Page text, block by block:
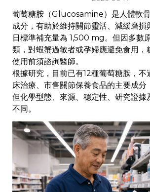
葡萄糖胺（Glucosamine）是人體軟
成分，有助於維持關節靈活、減緩磨損
日標準補充量為 1,500 mg。但因多數
類，對蝦蟹過敏者或孕婦應避免食用，
使用前須諮詢醫師。
根據研究，目前已有12種葡萄糖胺，不
床治療、市售關節保養食品的主要成分
但化學型態、來源、穩定性、研究證據
不同。